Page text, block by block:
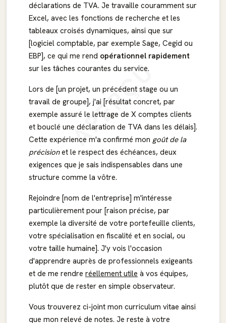
APERÇU
déclarations de TVA. Je travaille couramment sur
Excel, avec les fonctions de recherche et les
tableaux croisés dynamiques, ainsi que sur
[logiciel comptable, par exemple Sage, Cegid ou
EBP], ce qui me rend opérationnel rapidement
sur les tâches courantes du service.
Lors de [un projet, un précédent stage ou un
travail de groupe], j'ai [résultat concret, par
exemple assuré le lettrage de X comptes clients
et bouclé une déclaration de TVA dans les délais].
Cette expérience m'a confirmé mon goût de la
précisionet le respect des échéances, deux
exigences que je sais indispensables dans une
structure comme la vôtre.
Rejoindre [nom de l'entreprise] m'intéresse
particulièrement pour [raison précise, par
exemple la diversité de votre portefeuille clients,
votre spécialisation en fiscalité et en social, ou
votre taille humaine]. J'y vois l'occasion
d'apprendre auprès de professionnels exigeants
et de me rendre réellement utile à vos équipes,
plutôt que de rester en simple observateur.
Vous trouverez ci-joint mon curriculum vitae ainsi
que mon relevé de notes. Je reste à votre